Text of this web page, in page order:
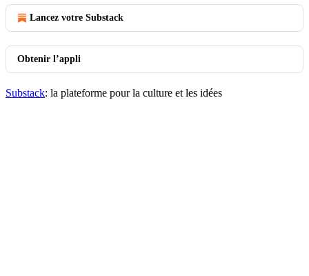
Lancez votre Substack
Obtenir l’appli
Substack: la plateforme pour la culture et les idées